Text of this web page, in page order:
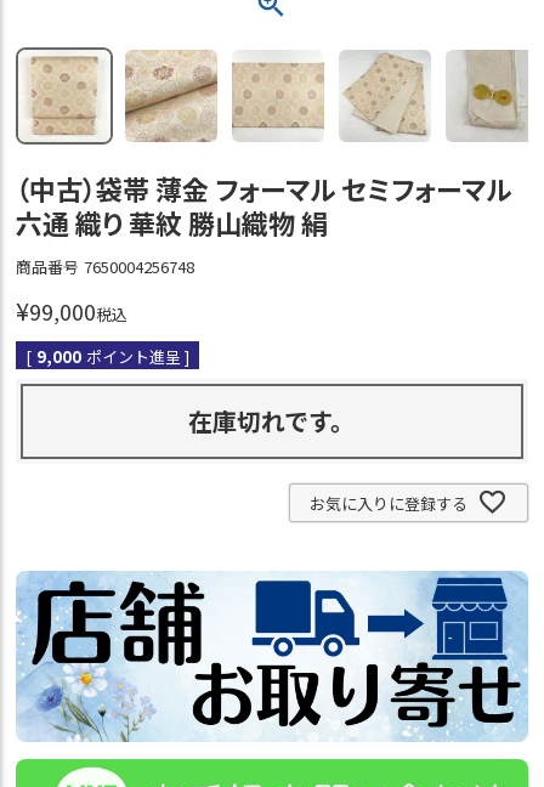
（中古）袋帯 薄金 フォーマル セミフォーマル
六通 織り 華紋 勝山織物 絹
商品番号 7650004256748
¥99,000税込
[ 9,000 ポイント進呈 ]
在庫切れです。
お気に入りに登録する